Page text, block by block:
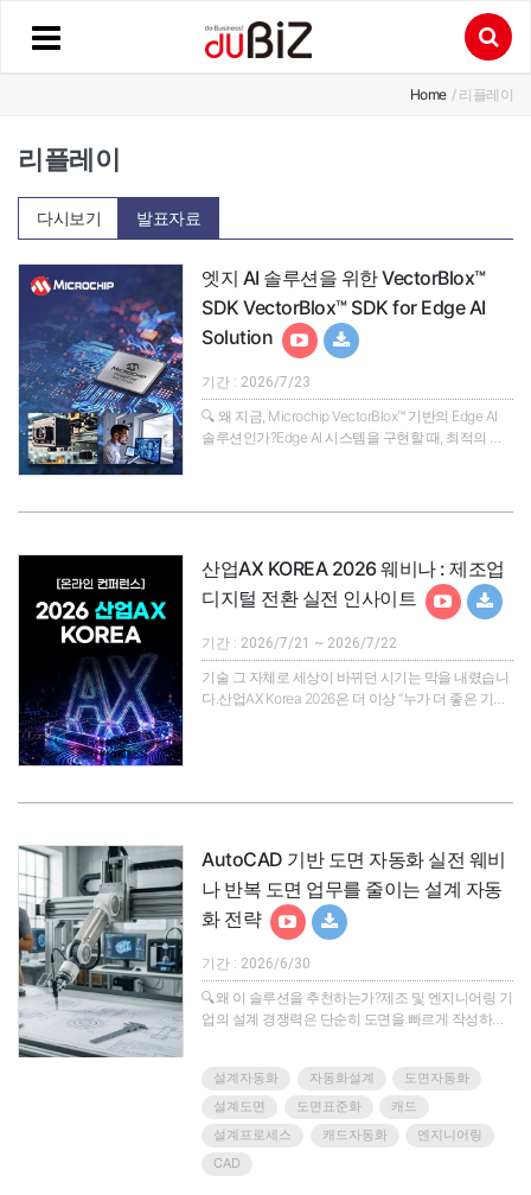
Home / 리플레이
리플레이
다시보기 발표자료
엣지 AI 솔루션을 위한 VectorBlox™
SDK VectorBlox™ SDK for Edge AI
Solution
기간 : 2026/7/23
🔍 왜 지금, Microchip VectorBlox™ 기반의 Edge AI
솔루션인가?Edge AI 시스템을 구현할 때, 최적의 성
VectorBlox™는 다릅니다. 복잡한 하드웨어 설계 과정
없이도 기존의 신경망 모델을 FPGA에 유연하게 적
용할 수 있습니다. 시스템에 요구되는..
산업AX KOREA 2026 웨비나 : 제조업
디지털 전환 실전 인사이트
기간 : 2026/7/21 ~ 2026/7/22
기술 그 자체로 세상이 바뀌던 시기는 막을 내렸습니
다.산업AX Korea 2026은 더 이상 “누가 더 좋은 기술
화의 물결을 시공간의 제약 없이, 여러분이 계신 그곳
업과 혁신 담당자, 엔지니어, 현장 실무자, 그리고 산
업 DX·AX 전문가들이 온라인으로 하나 되어,• 제조·
물류..
AutoCAD 기반 도면 자동화 실전 웨비
나 반복 도면 업무를 줄이는 설계 자동
화 전략
기간 : 2026/6/30
🔍왜 이 솔루션을 추천하는가?제조 및 엔지니어링 기
업의 설계 경쟁력은 단순히 도면을 빠르게 작성하는
관되게 유지되는지, 검토 누락과 재작업을 얼마나 줄
이는지가 납기와 품질을 좌우합니다.하지만 여전히
많은 기업에서는 기존 도면을 복사해 수정하고,
Excel 계산서와 BOM을 별도로 관리하며, 도면번호
·Rev.·PDF 출력·검토 결과를 담당자의 수작업에 의존
설계자동화 자동화설계
도면자동화
설계도면
도면표준화
캐드
설계프로세스
캐드자동화
엔지니어링
CAD